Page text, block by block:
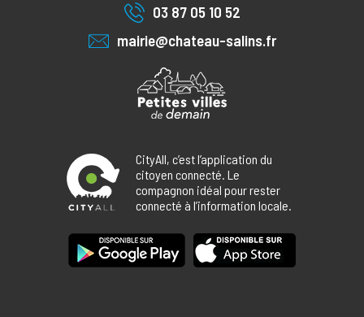
03 87 05 10 52
mairie@chateau-salins.fr
CityAll, c’est l’application du
citoyen connecté. Le
compagnon idéal pour rester
connecté à l’information locale.